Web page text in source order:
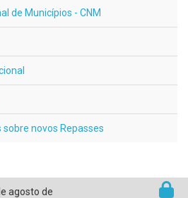
de Municípios - CNM
novos Repasses
agosto de